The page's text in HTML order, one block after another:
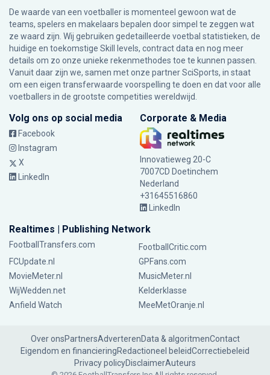
De waarde van een voetballer is momenteel gewoon wat de
teams, spelers en makelaars bepalen door simpel te zeggen wat
ze waard zijn. Wij gebruiken gedetailleerde voetbal statistieken, de
huidige en toekomstige Skill levels, contract data en nog meer
details om zo onze unieke rekenmethodes toe te kunnen passen.
Vanuit daar zijn we, samen met onze partner SciSports, in staat
om een eigen transferwaarde voorspelling te doen en dat voor alle
voetballers in de grootste competities wereldwijd.
Volg ons op social media
Facebook
Instagram
X
LinkedIn
Corporate & Media
Innovatieweg 20-C
7007CD Doetinchem
Nederland
+31645516860
LinkedIn
Realtimes | Publishing Network
FootballTransfers.com
FootballCritic.com
FCUpdate.nl
GPFans.com
MovieMeter.nl
MusicMeter.nl
WijWedden.net
Kelderklasse
Anfield Watch
MeeMetOranje.nl
Over onsPartnersAdverterenData & algoritmenContact
Eigendom en financieringRedactioneel beleidCorrectiebeleid
Privacy policyDisclaimerAuteurs